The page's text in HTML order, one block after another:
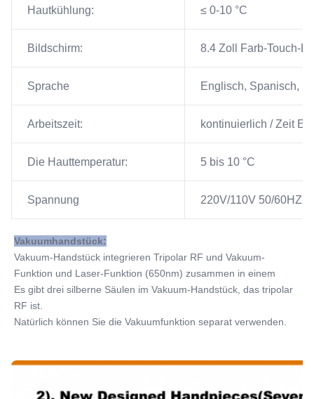
Hautkühlung: ≤ 0-10 °C
Bildschirm: 8.4 Zoll Farb-Touch-
Sprache Englisch, Spanisch,
Arbeitszeit: kontinuierlich / Zeit
Die Hauttemperatur: 5 bis 10 °C
Spannung 220V/110V 50/60HZ
Vakuumhandstück:
Vakuum-Handstück integrieren Tripolar RF und Vakuum-
Funktion und Laser-Funktion (650nm) zusammen in einem
Es gibt drei silberne Säulen im Vakuum-Handstück, das tripolar
RF ist.
Natürlich können Sie die Vakuumfunktion separat verwenden.